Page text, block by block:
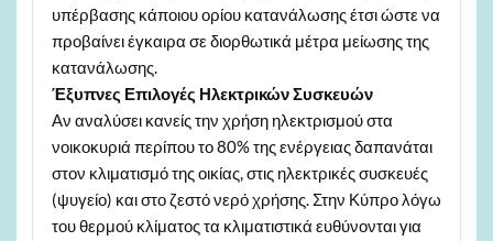
υπέρβασης κάποιου ορίου κατανάλωσης έτσι ώστε να
προβαίνει έγκαιρα σε διορθωτικά μέτρα μείωσης της
κατανάλωσης.
Έξυπνες Επιλογές Ηλεκτρικών Συσκευών
Αν αναλύσει κανείς την χρήση ηλεκτρισμού στα
νοικοκυριά περίπου το 80% της ενέργειας δαπανάται
στον κλιματισμό της οικίας, στις ηλεκτρικές συσκευές
(ψυγείο) και στο ζεστό νερό χρήσης. Στην Κύπρο λόγω
του θερμού κλίματος τα κλιματιστικά ευθύνονται για